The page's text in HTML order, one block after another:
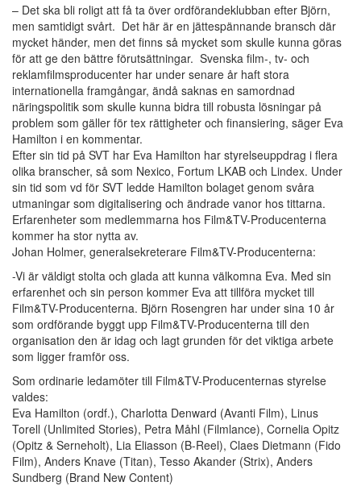
– Det ska bli roligt att få ta över ordförandeklubban efter Björn,
men samtidigt svårt. Det här är en jättespännande bransch där
mycket händer, men det finns så mycket som skulle kunna göras
för att ge den bättre förutsättningar. Svenska film-, tv- och
reklamfilmsproducenter har under senare år haft stora
internationella framgångar, ändå saknas en samordnad
näringspolitik som skulle kunna bidra till robusta lösningar på
problem som gäller för tex rättigheter och finansiering, säger Eva
Hamilton i en kommentar.
Efter sin tid på SVT har Eva Hamilton har styrelseuppdrag i flera
olika branscher, så som Nexico, Fortum LKAB och Lindex. Under
sin tid som vd för SVT ledde Hamilton bolaget genom svåra
utmaningar som digitalisering och ändrade vanor hos tittarna.
Erfarenheter som medlemmarna hos Film&TV-Producenterna
kommer ha stor nytta av.
Johan Holmer, generalsekreterare Film&TV-Producenterna:
-Vi är väldigt stolta och glada att kunna välkomna Eva. Med sin
erfarenhet och sin person kommer Eva att tillföra mycket till
Film&TV-Producenterna. Björn Rosengren har under sina 10 år
som ordförande byggt upp Film&TV-Producenterna till den
organisation den är idag och lagt grunden för det viktiga arbete
som ligger framför oss.
Som ordinarie ledamöter till Film&TV-Producenternas styrelse
valdes:
Eva Hamilton (ordf.), Charlotta Denward (Avanti Film), Linus
Torell (Unlimited Stories), Petra Måhl (Filmlance), Cornelia Opitz
(Opitz & Serneholt), Lia Eliasson (B-Reel), Claes Dietmann (Fido
Film), Anders Knave (Titan), Tesso Akander (Strix), Anders
Sundberg (Brand New Content)